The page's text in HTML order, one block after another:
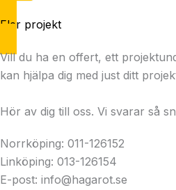
Fler projekt
Vill du ha en offert, ett
kan hjälpa dig med just ditt
Hör av dig till oss. Vi svarar så
Norrköping: 011-126152
Linköping: 013-126154
E-post: info@hagarot.se